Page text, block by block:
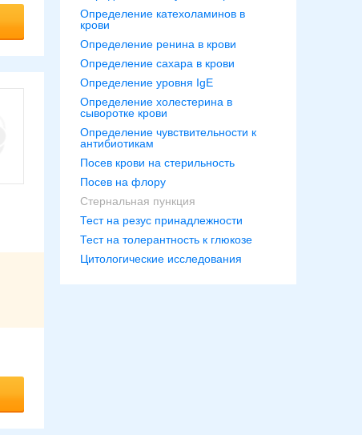
Определение катехоламинов в
крови
Определение ренина в крови
Определение сахара в крови
Определение уровня IgE
Определение холестерина в
сыворотке крови
Определение чувствительности к
антибиотикам
Посев крови на стерильность
Посев на флору
Стернальная пункция
Тест на резус принадлежности
Тест на толерантность к глюкозе
Цитологические исследования